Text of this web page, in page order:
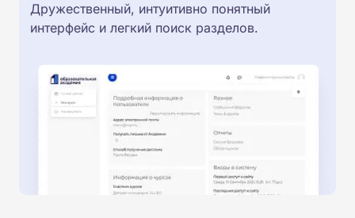
Дружественный, интуитивно понятный
интерфейс и легкий поиск разделов.